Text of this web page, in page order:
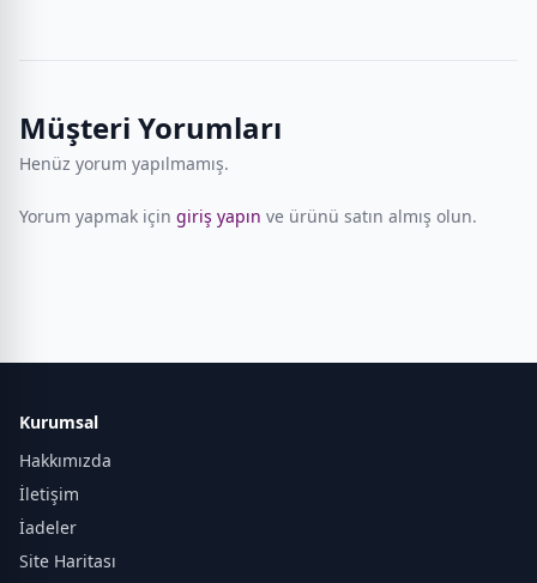
Müşteri Yorumları
Henüz yorum yapılmamış.
Yorum yapmak için giriş yapın ve ürünü satın almış olun.
Kurumsal
Hakkımızda
İletişim
İadeler
Site Haritası